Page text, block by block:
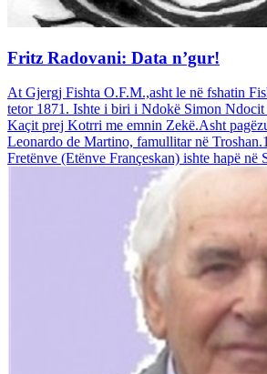
Fritz Radovani: Data n’gur!
At Gjergj Fishta O.F.M.,asht le në fshatin
tetor 1871. Ishte i biri i Ndokë Simon Ndocit
Kaçit prej Kotrri me emnin Zekë.Asht
Leonardo de Martino, famullitar në
Fretënve (Etënve Françeskan) ishte hapë në